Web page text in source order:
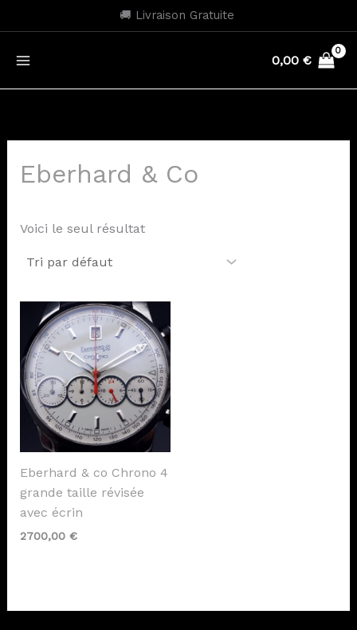
au
🚚 Livraison Gratuite
0,00 €
Eberhard & Co
Voici le seul résultat
Eberhard & co Chrono 4
grande taille révisée
avec écrin
2700,00 €